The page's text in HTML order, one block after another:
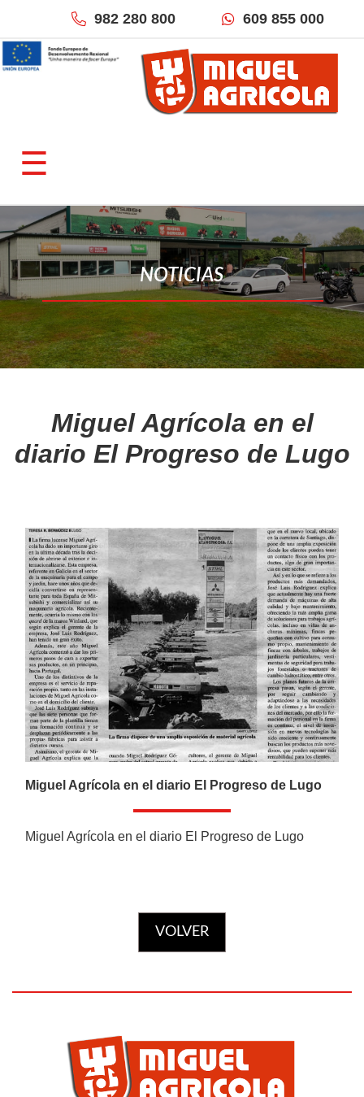
982 280 800 609 855 000
☰
×
QUIÉNES SOMOS
Empresa
Localización & Contacto
TIENDAS ONLINE
Miguel Agrícola
Inforecambios
Noticias
MULTIMEDIA
Videos
Galería de imágenes
MARCAS
Nuestras marcas
CATÁLOGOS
Productos
NOTICIAS
Miguel Agrícola en el
diario El Progreso de Lugo
Miguel Agrícola en el diario El Progreso de Lugo
Miguel Agrícola en el diario El Progreso de Lugo
VOLVER